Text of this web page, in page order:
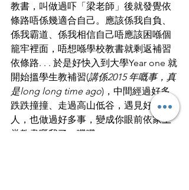
教書，叫做過吓「梁老師」後就發覺依
條路唔係幾適合自己。應該係我自負、
係我霸道、係我相信自己唔應該困喺個
籠牢裡面，唔想喺學校教書就剩返補習
依條路. . . 於是好快入到大學Year one 就
開始搵學生教補習(講係2015 年嘅事，真
是long long time ago)，中間經過好多
跌跌撞撞、走過高山低谷，遇見好多
人，也做過好多事，變成你眼前依家上
堂教書嘅我了，嘰嘰。